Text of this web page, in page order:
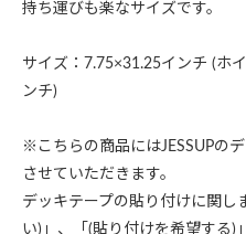
持ち運びも楽なサイズです。
サイズ：7.75×31.25インチ (ホ
ンチ)
※こちらの商品にはJESSUPの
させていただきます。
デッキテープの貼り付けに関し
い)」、「(貼り付けを希望する)